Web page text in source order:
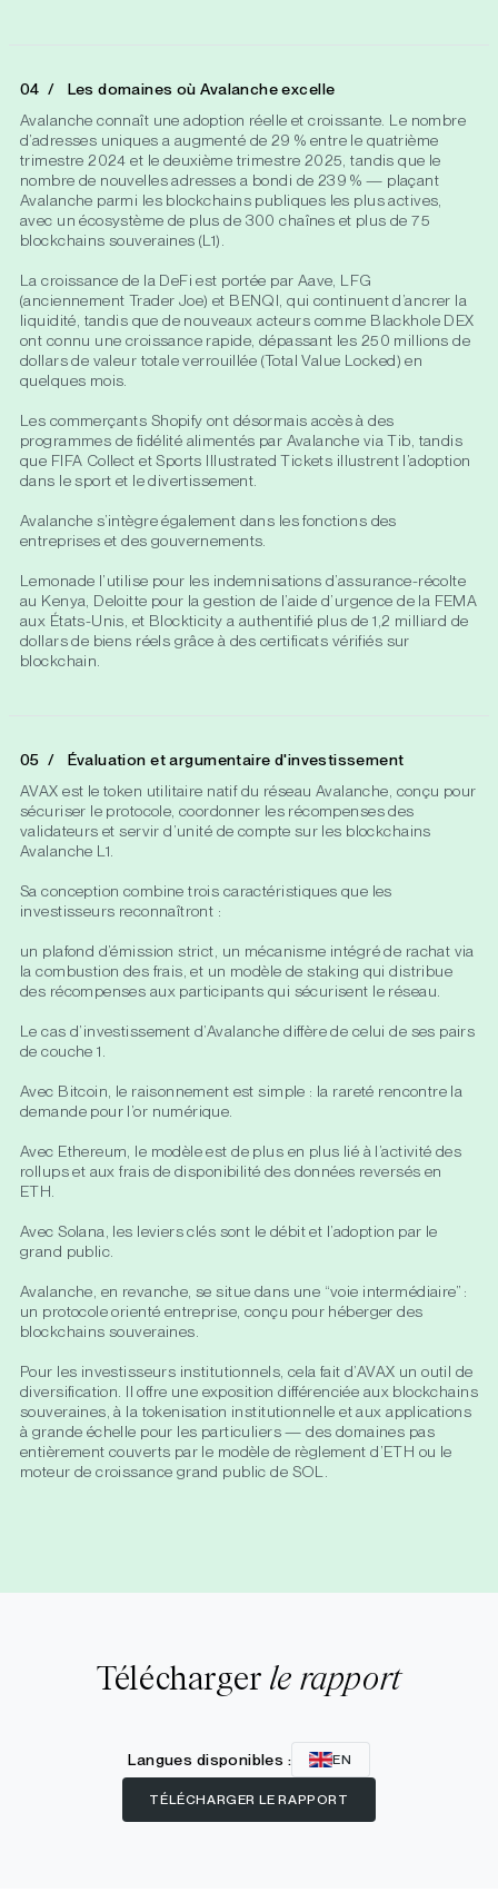
Les domaines où Avalanche excelle
Avalanche connaît une adoption réelle et croissante. Le nombre
d’adresses uniques a augmenté de 29 % entre le quatrième
trimestre 2024 et le deuxième trimestre 2025, tandis que le
nombre de nouvelles adresses a bondi de 239 % — plaçant
Avalanche parmi les blockchains publiques les plus actives,
avec un écosystème de plus de 300 chaînes et plus de 75
blockchains souveraines (L1).
La croissance de la DeFi est portée par Aave, LFG
(anciennement Trader Joe) et BENQI, qui continuent d’ancrer la
liquidité, tandis que de nouveaux acteurs comme Blackhole DEX
ont connu une croissance rapide, dépassant les 250 millions de
dollars de valeur totale verrouillée (Total Value Locked) en
quelques mois.
Les commerçants Shopify ont désormais accès à des
programmes de fidélité alimentés par Avalanche via Tib, tandis
que FIFA Collect et Sports Illustrated Tickets illustrent l’adoption
dans le sport et le divertissement.
Avalanche s’intègre également dans les fonctions des
entreprises et des gouvernements.
Lemonade l’utilise pour les indemnisations d’assurance-récolte
au Kenya, Deloitte pour la gestion de l’aide d’urgence de la FEMA
aux États-Unis, et Blockticity a authentifié plus de 1,2 milliard de
dollars de biens réels grâce à des certificats vérifiés sur
blockchain.
Évaluation et argumentaire d'investissement
AVAX est le token utilitaire natif du réseau Avalanche, conçu pour
sécuriser le protocole, coordonner les récompenses des
validateurs et servir d’unité de compte sur les blockchains
Avalanche L1.
Sa conception combine trois caractéristiques que les
investisseurs reconnaîtront :
un plafond d’émission strict, un mécanisme intégré de rachat via
la combustion des frais, et un modèle de staking qui distribue
des récompenses aux participants qui sécurisent le réseau.
Le cas d’investissement d’Avalanche diffère de celui de ses pairs
de couche 1.
Avec Bitcoin, le raisonnement est simple : la rareté rencontre la
demande pour l’or numérique.
Avec Ethereum, le modèle est de plus en plus lié à l’activité des
rollups et aux frais de disponibilité des données reversés en
ETH.
Avec Solana, les leviers clés sont le débit et l’adoption par le
grand public.
Avalanche, en revanche, se situe dans une “voie intermédiaire” :
un protocole orienté entreprise, conçu pour héberger des
blockchains souveraines.
Pour les investisseurs institutionnels, cela fait d’AVAX un outil de
diversification. Il offre une exposition différenciée aux blockchains
souveraines, à la tokenisation institutionnelle et aux applications
à grande échelle pour les particuliers — des domaines pas
entièrement couverts par le modèle de règlement d’ETH ou le
moteur de croissance grand public de SOL.
Télécharger le rapport
Langues disponibles : EN
TÉLÉCHARGER LE RAPPORT